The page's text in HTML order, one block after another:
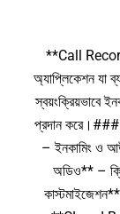
**Call
অ্যাপ্লিকেশন যা
স্বয়ংক্রিয়ভাবে
প্রদান করে।###
– ইনকামিং ও
অডিও** –
কাস্টমাইজেশন**